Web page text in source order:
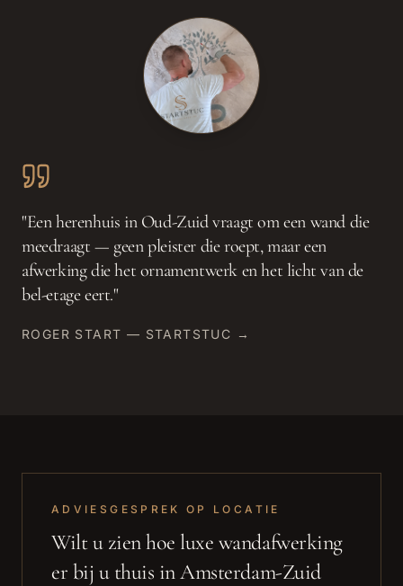
"Een herenhuis in Oud-Zuid vraagt om een wand die
meedraagt — geen pleister die roept, maar een
afwerking die het ornamentwerk en het licht van de
bel-etage eert."
ROGER START — STARTSTUC →
ADVIESGESPREK OP LOCATIE
Wilt u zien hoeluxe wandafwerking
er bij u thuis inAmsterdam-Zuid